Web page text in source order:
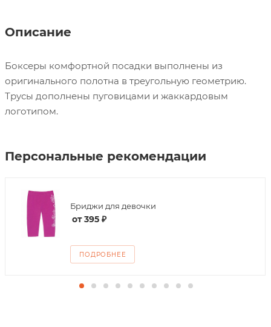
Описание
Боксеры комфортной посадки выполнены из
оригинального полотна в треугольную геометрию.
Трусы дополнены пуговицами и жаккардовым
логотипом.
Персональные рекомендации
Бриджи для девочки
от395 ₽
ПОДРОБНЕЕ